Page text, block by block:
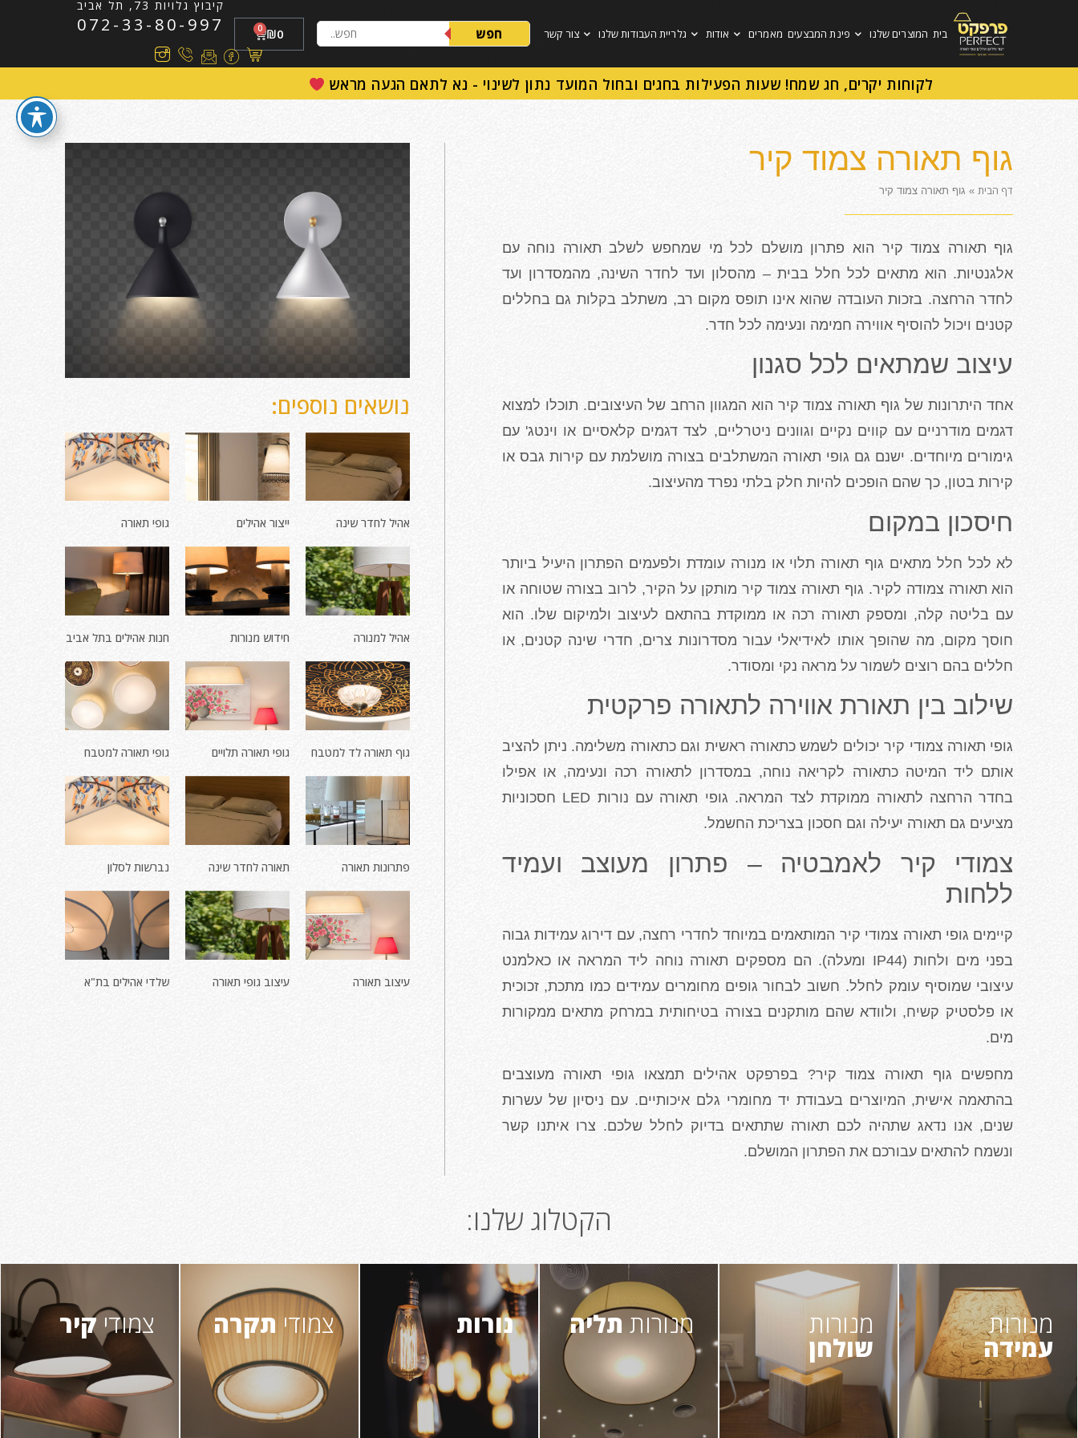
בית המוצרים שלנו פינת המבצעים מאמרים אודות גלריית העבודות שלנו צור קשר חפש ₪0
0
קיבוץ גלויות 73, תל אביב
072-33-80-997
לקוחות יקרים, חג שמח! שעות הפעילות בחגים ובחול המועד נתון לשינוי - נא לתאם הגעה מראש
גוף תאורה צמוד קיר
דף הבית » גוף תאורה צמוד קיר
גוף תאורה צמוד קיר הוא פתרון מושלם לכל מי שמחפש לשלב תאורה נוחה עם
אלגנטיות. הוא מתאים לכל חלל בבית – מהסלון ועד לחדר השינה, מהמסדרון ועד
לחדר הרחצה. בזכות העובדה שהוא אינו תופס מקום רב, משתלב בקלות גם בחללים
קטנים ויכול להוסיף אווירה חמימה ונעימה לכל חדר.
עיצוב שמתאים לכל סגנון
אחד היתרונות של גוף תאורה צמוד קיר הוא המגוון הרחב של העיצובים. תוכלו למצוא
דגמים מודרניים עם קווים נקיים וגוונים ניטרליים, לצד דגמים קלאסיים או וינטג' עם
גימורים מיוחדים. ישנם גם גופי תאורה המשתלבים בצורה מושלמת עם קירות גבס או
קירות בטון, כך שהם הופכים להיות חלק בלתי נפרד מהעיצוב.
חיסכון במקום
לא לכל חלל מתאים גוף תאורה תלוי או מנורה עומדת ולפעמים הפתרון היעיל ביותר
הוא תאורה צמודה לקיר. גוף תאורה צמוד קיר מותקן על הקיר, לרוב בצורה שטוחה או
עם בליטה קלה, ומספק תאורה רכה או ממוקדת בהתאם לעיצוב ולמיקום שלו. הוא
חוסך מקום, מה שהופך אותו לאידיאלי עבור מסדרונות צרים, חדרי שינה קטנים, או
חללים בהם רוצים לשמור על מראה נקי ומסודר.
שילוב בין תאורת אווירה לתאורה פרקטית
גופי תאורה צמודי קיר יכולים לשמש כתאורה ראשית וגם כתאורה משלימה. ניתן להציב
אותם ליד המיטה כתאורה לקריאה נוחה, במסדרון לתאורה רכה ונעימה, או אפילו
בחדר הרחצה לתאורה ממוקדת לצד המראה. גופי תאורה עם נורות LED חסכוניות
מציעים גם תאורה יעילה וגם חסכון בצריכת החשמל.
צמודי קיר לאמבטיה – פתרון מעוצב ועמיד
ללחות
קיימים גופי תאורה צמודי קיר המותאמים במיוחד לחדרי רחצה, עם דירוג עמידות גבוה
בפני מים ולחות (IP44 ומעלה). הם מספקים תאורה נוחה ליד המראה או כאלמנט
עיצובי שמוסיף עומק לחלל. חשוב לבחור גופים מחומרים עמידים כמו מתכת, זכוכית
או פלסטיק קשיח, ולוודא שהם מותקנים בצורה בטיחותית במרחק מתאים ממקורות
מים.
מחפשים גוף תאורה צמוד קיר? בפרפקט אהילים תמצאו גופי תאורה מעוצבים
בהתאמה אישית, המיוצרים בעבודת יד מחומרי גלם איכותיים. עם ניסיון של עשרות
שנים, אנו נדאג שתהיה לכם תאורה שתתאים בדיוק לחלל שלכם. צרו איתנו קשר
ונשמח להתאים עבורכם את הפתרון המושלם.
נושאים נוספים:
אהיל לחדר שינה ייצור אהילים גופי תאורה
אהיל למנורה חידוש מנורות חנות אהילים בתל אביב
גוף תאורה לד למטבח גופי תאורה תלויים גופי תאורה למטבח
פתרונות תאורה תאורה לחדר שינה נברשות לסלון
עיצוב תאורה עיצוב גופי תאורה שלדי אהילים בת"א
הקטלוג שלנו:
מנורות
עמידה
מנורות
שולחן
מנורות תליה נורות צמודי תקרה צמודיקיר